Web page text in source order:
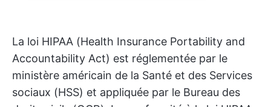
La loi HIPAA (Health Insurance Portability and
Accountability Act) est réglementée par le
ministère américain de la Santé et des Services
sociaux (HSS) et appliquée par le Bureau des